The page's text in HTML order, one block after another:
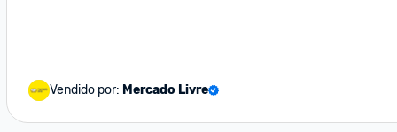
Vendido por: Mercado Livre